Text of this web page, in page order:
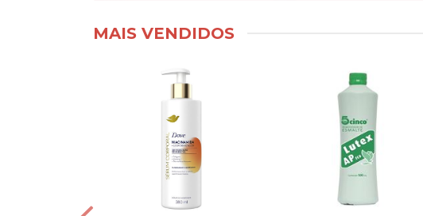
MAIS VENDIDOS